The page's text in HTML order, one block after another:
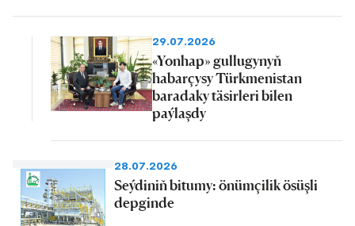
29.07.2026
«Yonhap» gullugynyň
habarçysy Türkmenistan
baradaky täsirleri bilen
paýlaşdy
28.07.2026
Seýdiniň bitumy: önümçilik ösüşli
depginde